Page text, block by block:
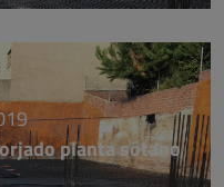
planta sótano